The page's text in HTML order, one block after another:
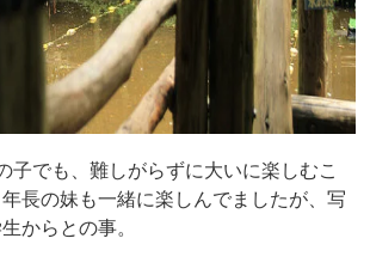
子でも、難しがらずに大いに楽しむこ
長の妹も一緒に楽しんでましたが、写
からとの事。